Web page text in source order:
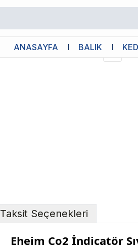
ANASAYFA BALIK
Taksit Seçenekleri
Eheim Co2 İndicatör